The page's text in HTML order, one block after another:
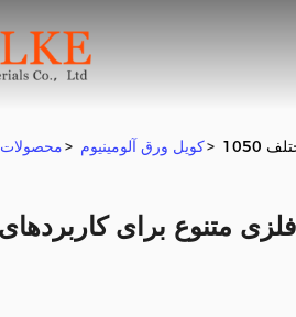
محصولات> کویل ورق آلومینیوم>